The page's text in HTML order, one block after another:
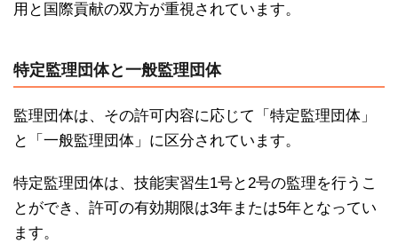
用と国際貢献の双方が重視されています。
特定監理団体と一般監理団体
監理団体は、その許可内容に応じて「特定監理団体」
と「一般監理団体」に区分されています。
特定監理団体は、技能実習生1号と2号の監理を行うこ
とができ、許可の有効期限は3年または5年となってい
ます。